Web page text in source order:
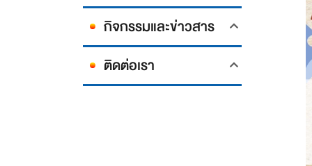
กิจกรรมและข่าวสาร
ติดต่อเรา